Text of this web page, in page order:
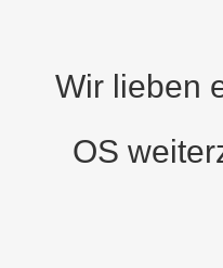
Wir lieben
OS